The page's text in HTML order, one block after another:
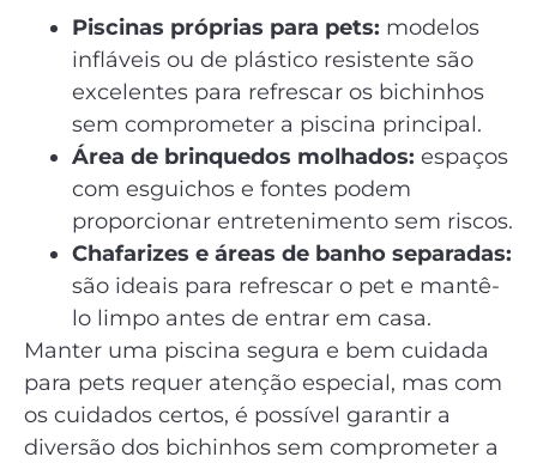
Piscinas próprias para pets: modelos
infláveis ou de plástico resistente são
excelentes para refrescar os bichinhos
sem comprometer a piscina principal.
Área de brinquedos molhados: espaços
com esguichos e fontes podem
proporcionar entretenimento sem riscos.
Chafarizes e áreas de banho separadas:
são ideais para refrescar o pet e mantê-
lo limpo antes de entrar em casa.
Manter uma piscina segura e bem cuidada
para pets requer atenção especial, mas com
os cuidados certos, é possível garantir a
diversão dos bichinhos sem comprometer a